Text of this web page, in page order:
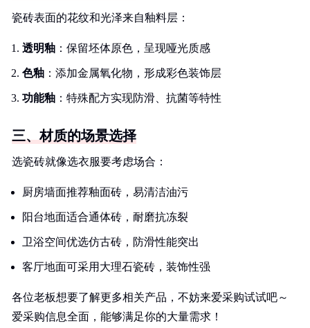
瓷砖表面的花纹和光泽来自釉料层：
透明釉 ：保留坯体原色，呈现哑光质感
色釉 ：添加金属氧化物，形成彩色装饰层
功能釉 ：特殊配方实现防滑、抗菌等特性
三、材质的场景选择
选瓷砖就像选衣服要考虑场合：
厨房墙面推荐釉面砖，易清洁油污
阳台地面适合通体砖，耐磨抗冻裂
卫浴空间优选仿古砖，防滑性能突出
客厅地面可采用大理石瓷砖，装饰性强
各位老板想要了解更多相关产品，不妨来爱采购试试吧～
爱采购信息全面，能够满足你的大量需求！